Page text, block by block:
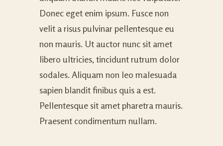
Donec eget enim ipsum. Fusce non
velit a risus pulvinar pellentesque eu
non mauris. Ut auctor nunc sit amet
libero ultricies, tincidunt rutrum dolor
sodales. Aliquam non leo malesuada
sapien blandit finibus quis a est.
Pellentesque sit amet pharetra mauris.
Praesent condimentum nullam.